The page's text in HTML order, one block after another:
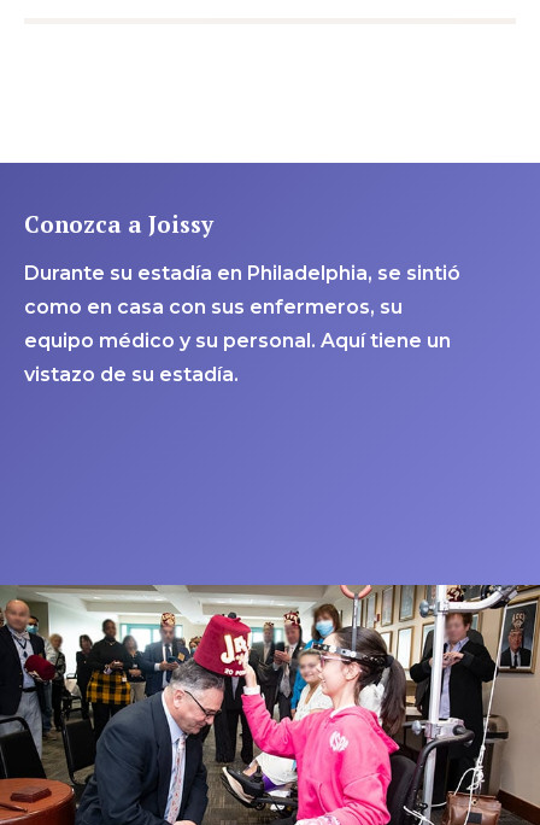
Conozca a Joissy
Durante su estadía en Philadelphia, se sintió
como en casa con sus enfermeros, su
equipo médico y su personal. Aquí tiene un
vistazo de su estadía.